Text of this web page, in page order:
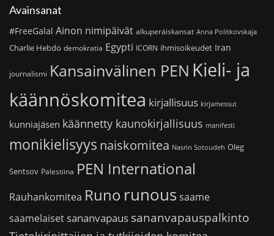
Avainsanat
#FreeGalal Ainon nimipäivät alkuperäiskansat Anna Politkovskaja
Charlie Hebdo demokratia Egypti ICORN ihmisoikeudet Iran
journalismi Kansainvälinen PEN Kieli- ja
käännöskomitea kirjallisuus kirjamessut
kunniajäsen käännetty kaunokirjallisuus manifesti
monikielisyys naiskomitea Nasrin Sotoudeh Oleg
Sentsov Palestiina PEN International
Rauhankomitea Runo runoussaame
saamelaiset sananvapaus sananvapauspalkinto